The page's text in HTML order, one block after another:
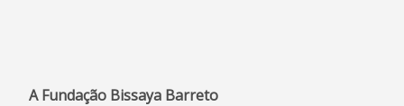
A Fundação Bissaya Barreto